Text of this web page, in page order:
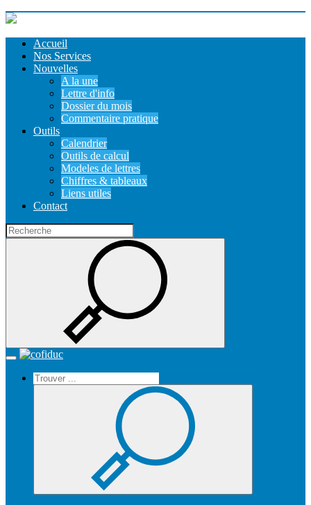
Accueil
Nos Services
Nouvelles
A la une
Lettre d'info
Dossier du mois
Commentaire pratique
Outils
Calendrier
Outils de calcul
Modeles de lettres
Chiffres & tableaux
Liens utiles
Contact
Recherche
Recherche
Toggle
navigation
Accueil